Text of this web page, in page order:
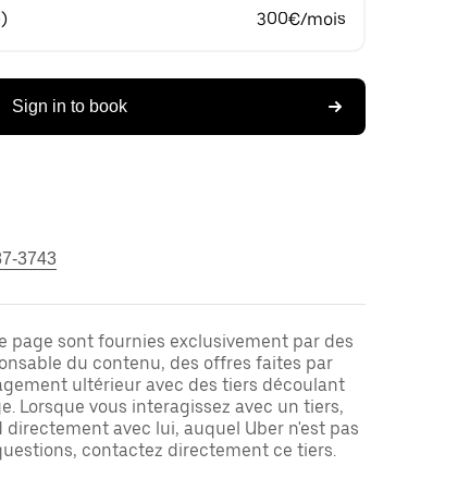
300€/mois
Sign in to book
3743
page sont fournies exclusivement par des
du contenu, des offres faites par
ultérieur avec des tiers découlant
Lorsque vous interagissez avec un tiers,
avec lui, auquel Uber n'est pas
contactez directement ce tiers.